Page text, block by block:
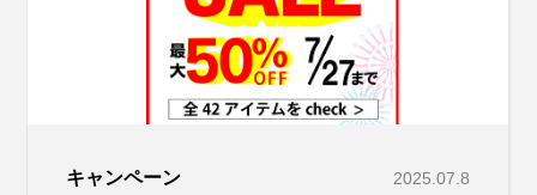
キャンペーン 2025.07.8